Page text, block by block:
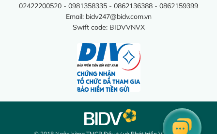
02422200520 - 0981358335 - 0862136388 - 0862159399
Email: bidv247@bidv.com.vn
Swift code: BIDVVNVX